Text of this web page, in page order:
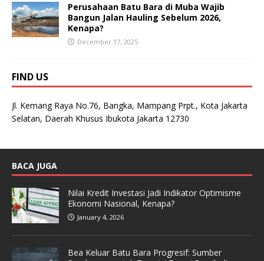
Perusahaan Batu Bara di Muba Wajib
Bangun Jalan Hauling Sebelum 2026,
Kenapa?
December 17, 2025
FIND US
Jl. Kemang Raya No.76, Bangka, Mampang Prpt., Kota Jakarta
Selatan, Daerah Khusus Ibukota Jakarta 12730
BACA JUGA
Nilai Kredit Investasi Jadi Indikator Optimisme
Ekonomi Nasional, Kenapa?
January 4, 2026
Bea Keluar Batu Bara Progresif: Sumber